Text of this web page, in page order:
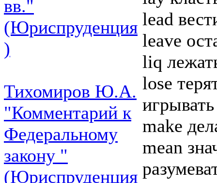
вв."
(Юриспруденция
)
Тихомиров Ю.А.
"Комментарий к
Федеральному
закону "
(Юриспруденция
lead
leave
liq
lose
игрывать
make
mean